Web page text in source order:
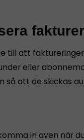
till att
eller
så att de skickas
in även när